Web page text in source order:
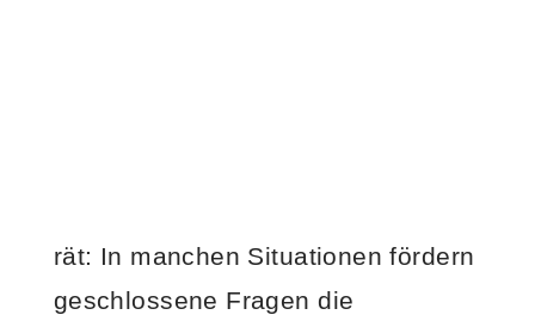
rät: In manchen Situationen fördern
geschlossene Fragen die